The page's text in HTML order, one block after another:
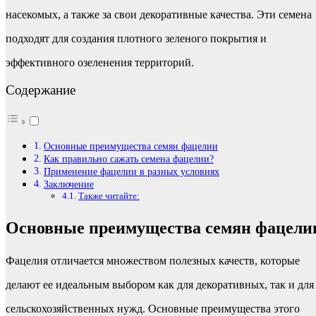
насекомых, а также за свои декоративные качества. Эти семена
подходят для создания плотного зеленого покрытия и
эффективного озеленения территорий.
Содержание
Основные преимущества семян фацелии
Как правильно сажать семена фацелии?
Применение фацелии в разных условиях
Заключение
Также читайте:
Основные преимущества семян
Фацелия отличается множеством полезных качеств, которые
делают ее идеальным выбором как для декоративных, так и для
сельскохозяйственных нужд. Основные преимущества этого